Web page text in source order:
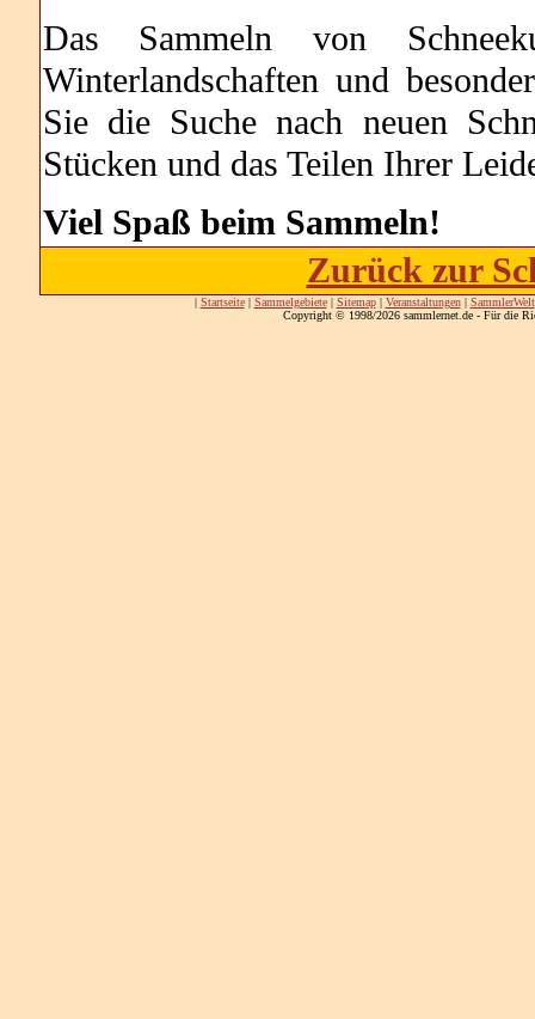
Das Sammeln von
Winterlandschaften und
Sie die Suche nach neuen
Stücken und das Teilen Ihrer
Viel Spaß beim Sammeln!
Zurück zur
| Startseite| Sammelgebiete| Sitemap| Veranstaltungen| SammlerWelt
Copyright © 1998/2026 sammlernet.de - Für die